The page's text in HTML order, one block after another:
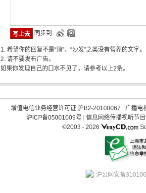
同步到:
1. 希望你的回复不是“顶”、“沙发”之类没有营养的文字。
2. 请不要发布广告。
如果你发现自己的口水不见了，请参考以上2条。
增值电信业务经营许可证 沪B2-20100067 | 广播电
沪ICP备05001009号| 信息网络传播视听节
©2003 - 2026
沪公网安备